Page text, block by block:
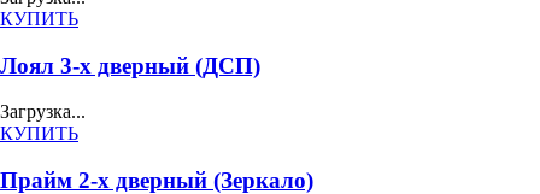
КУПИТЬ
Лоял 3-х дверный (ДСП)
Загрузка...
КУПИТЬ
Прайм 2-х дверный (Зеркало)